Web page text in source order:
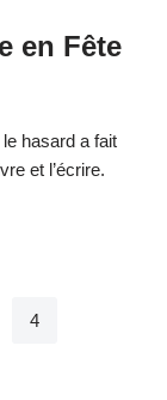
en Fête
hasard a fait
et l’écrire.
4